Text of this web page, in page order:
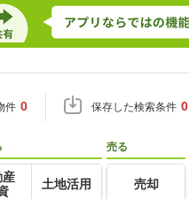
件 0 保存した検索条件 0
産
土地活用
売る
売却